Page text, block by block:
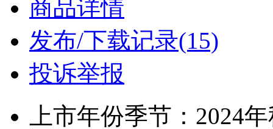
商品详情
发布/下载记录(15)
投诉举报
上市年份季节：2024